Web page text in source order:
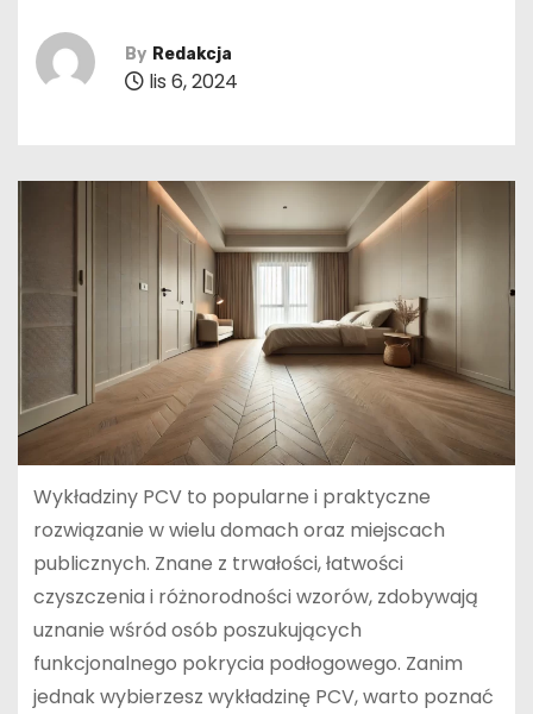
By Redakcja
lis 6, 2024
Wykładziny PCV to popularne i praktyczne
rozwiązanie w wielu domach oraz miejscach
publicznych. Znane z trwałości, łatwości
czyszczenia i różnorodności wzorów, zdobywają
uznanie wśród osób poszukujących
funkcjonalnego pokrycia podłogowego. Zanim
jednak wybierzesz wykładzinę PCV, warto poznać